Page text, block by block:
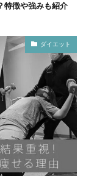
特徴や強みも紹介
ダイエット